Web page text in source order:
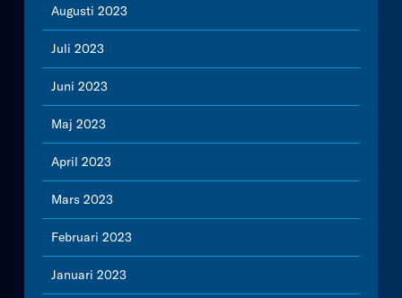
Augusti 2023
Juli 2023
Juni 2023
Maj 2023
April 2023
Mars 2023
Februari 2023
Januari 2023